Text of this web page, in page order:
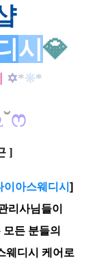
시💎
✡*❊*
˘ෆ
]
이아스웨디시 ]
리사님들이
든 분들의
웨디시 케어로